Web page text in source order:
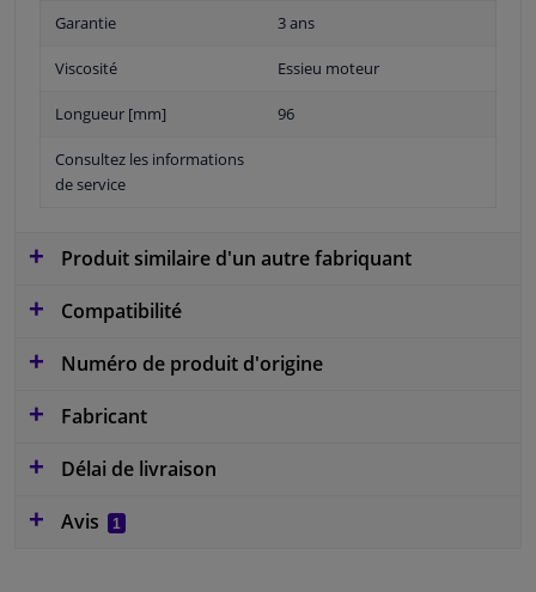
Garantie 3 ans
Viscosité Essieu moteur
Longueur [mm] 96
Consultez les informations
de service
Produit similaire d'un autre fabriquant
Compatibilité
Numéro de produit d'origine
Fabricant
Délai de livraison
Avis
1